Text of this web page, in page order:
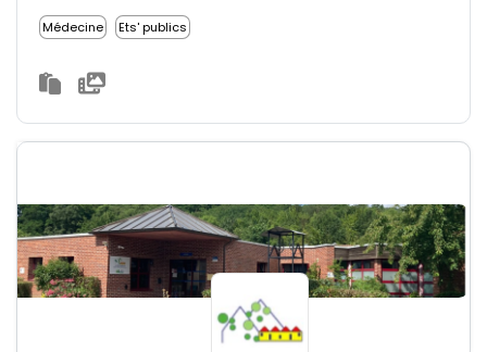
Médecine Ets' publics